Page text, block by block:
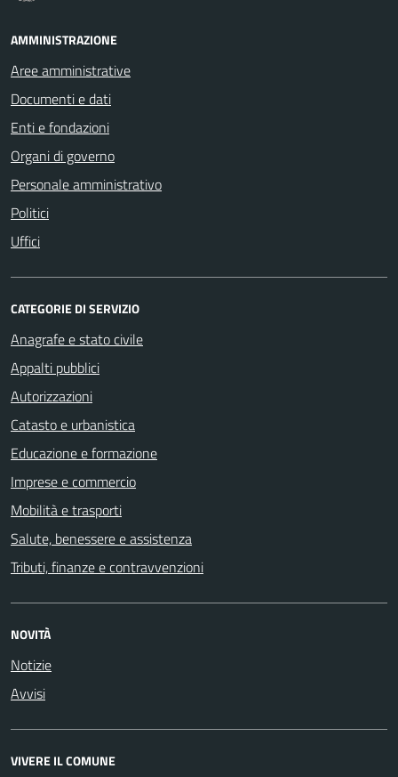
AMMINISTRAZIONE
Aree amministrative
Documenti e dati
Enti e fondazioni
Organi di governo
Personale amministrativo
Politici
Uffici
CATEGORIE DI SERVIZIO
Anagrafe e stato civile
Appalti pubblici
Autorizzazioni
Catasto e urbanistica
Educazione e formazione
Imprese e commercio
Mobilità e trasporti
Salute, benessere e assistenza
Tributi, finanze e contravvenzioni
NOVITÀ
Notizie
Avvisi
VIVERE IL COMUNE